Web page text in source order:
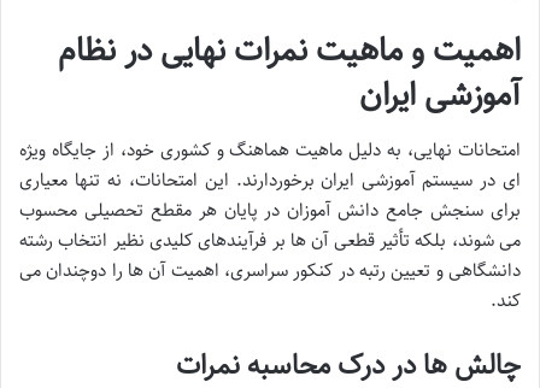
اهمیت و ماهیت نمرات نهایی در نظام
آموزشی ایران
امتحانات نهایی، به دلیل ماهیت هماهنگ و کشوری خود، از جایگاه ویژه
ای در سیستم آموزشی ایران برخوردارند. این امتحانات، نه تنها معیاری
برای سنجش جامع دانش آموزان در پایان هر مقطع تحصیلی محسوب
می شوند، بلکه تأثیر قطعی آن ها بر فرآیندهای کلیدی نظیر انتخاب رشته
دانشگاهی و تعیین رتبه در کنکور سراسری، اهمیت آن ها را دوچندان می
کند.
چالش ها در درک محاسبه نمرات